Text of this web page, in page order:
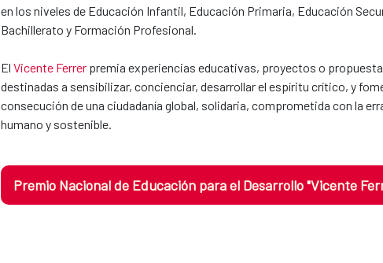
en los niveles de Educación Infantil, Educación Primaria, Educación
Bachillerato y Formación Profesional.
El Vicente Ferrer premia experiencias educativas, proyectos o
destinadas a sensibilizar, concienciar, desarrollar el espíritu crítico, y
consecución de una ciudadanía global, solidaria, comprometida con la
humano y sostenible.
Premio Nacional de Educación para el Desarrollo "Vicente